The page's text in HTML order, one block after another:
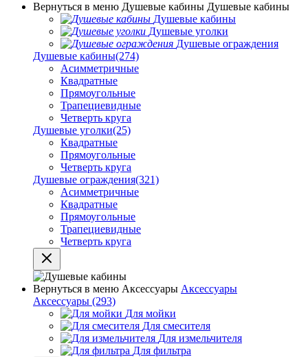
Вернуться в меню Душевые кабины Душевые кабины
Душевые кабины
Душевые уголки
Душевые ограждения
Душевые кабины(274)
Асимметричные
Квадратные
Прямоугольные
Трапециевидные
Четверть круга
Душевые уголки(25)
Квадратные
Прямоугольные
Четверть круга
Душевые ограждения(321)
Асимметричные
Квадратные
Прямоугольные
Трапециевидные
Четверть круга
Вернуться в меню Аксессуары Аксессуары
Аксессуары (293)
Для мойки
Для смесителя
Для измельчителя
Для фильтра